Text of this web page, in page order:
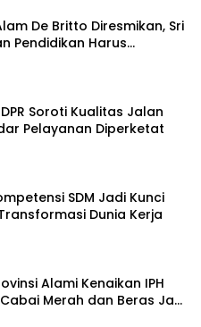
De Britto Diresmikan, Sri
Pendidikan Harus
Soroti Kualitas Jalan
Pelayanan Diperketat
SDM Jadi Kunci
Dunia Kerja
Alami Kenaikan IPH
Merah dan Beras Jadi